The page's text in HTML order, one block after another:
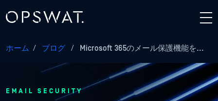
ホーム / ブログ / Microsoft 365のメール保護機能を...
EMAIL SECURITY